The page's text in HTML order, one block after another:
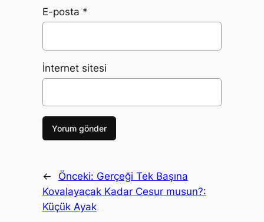
E-posta *
İnternet sitesi
← Önceki: Gerçeği Tek Başına
Kovalayacak Kadar Cesur musun?:
Küçük Ayak